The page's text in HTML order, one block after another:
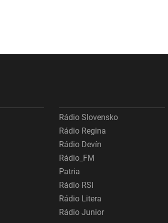
Rádio Slovensko
Rádio Regina
Rádio Devín
Rádio_FM
Patria
Rádio RSI
Rádio Litera
Rádio Junior